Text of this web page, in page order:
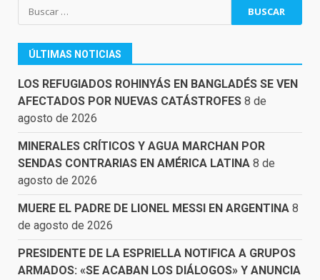
Buscar:
ÚLTIMAS NOTICIAS
LOS REFUGIADOS ROHINYÁS EN BANGLADÉS SE VEN
AFECTADOS POR NUEVAS CATÁSTROFES 8 de
agosto de 2026
MINERALES CRÍTICOS Y AGUA MARCHAN POR
SENDAS CONTRARIAS EN AMÉRICA LATINA 8 de
agosto de 2026
MUERE EL PADRE DE LIONEL MESSI EN ARGENTINA 8
de agosto de 2026
PRESIDENTE DE LA ESPRIELLA NOTIFICA A GRUPOS
ARMADOS: «SE ACABAN LOS DIÁLOGOS» Y ANUNCIA